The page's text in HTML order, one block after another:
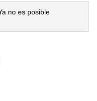
no es posible